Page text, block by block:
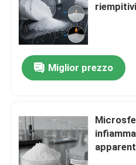
Prodotti
Mostra VR
Miglior prezzo